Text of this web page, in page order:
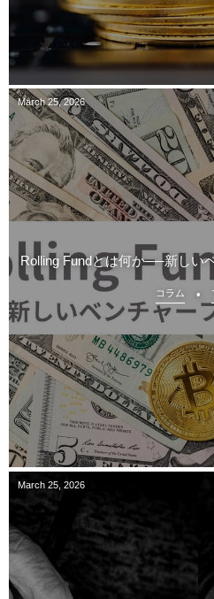
March 25,2026
Rolling Fundとは何か──新しい
コラム
March 25 2026